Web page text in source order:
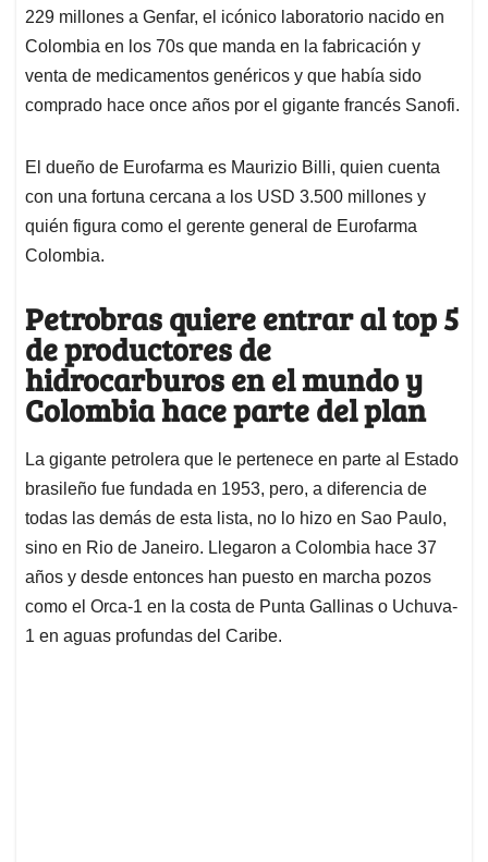
229 millones a Genfar, el icónico laboratorio nacido en
Colombia en los 70s que manda en la fabricación y
venta de medicamentos genéricos y que había sido
comprado hace once años por el gigante francés Sanofi.
El dueño de Eurofarma es Maurizio Billi, quien cuenta
con una fortuna cercana a los USD 3.500 millones y
quién figura como el gerente general de Eurofarma
Colombia.
Petrobras quiere entrar al top 5
de productores de
hidrocarburos en el mundo y
Colombia hace parte del plan
La gigante petrolera que le pertenece en parte al Estado
brasileño fue fundada en 1953, pero, a diferencia de
todas las demás de esta lista, no lo hizo en Sao Paulo,
sino en Rio de Janeiro. Llegaron a Colombia hace 37
años y desde entonces han puesto en marcha pozos
como el Orca-1 en la costa de Punta Gallinas o Uchuva-
1 en aguas profundas del Caribe.